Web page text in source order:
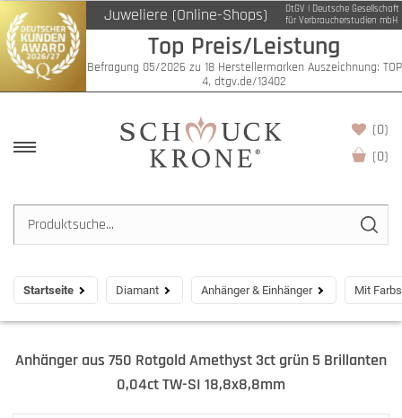
Juweliere (Online-Shops)
DtGV | Deutsche Gesellschaft
für Verbraucherstudien mbH
Top Preis/Leistung
Befragung 05/2026 zu 18 Herstellermarken Auszeichnung: TOP
4, dtgv.de/13402
(0)
(0)
Startseite Diamant Anhänger & Einhänger Mit
Anhänger aus 750 Rotgold Amethyst 3ct grün 5 Brillanten
0,04ct TW-SI 18,8x8,8mm